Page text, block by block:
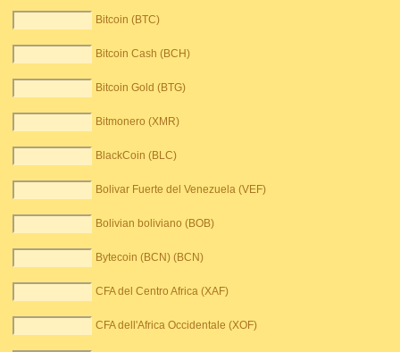
Bitcoin (BTC)
Bitcoin Cash (BCH)
Bitcoin Gold (BTG)
Bitmonero (XMR)
BlackCoin (BLC)
Bolivar Fuerte del Venezuela (VEF)
Bolivian boliviano (BOB)
Bytecoin (BCN) (BCN)
CFA del Centro Africa (XAF)
CFA dell'Africa Occidentale (XOF)